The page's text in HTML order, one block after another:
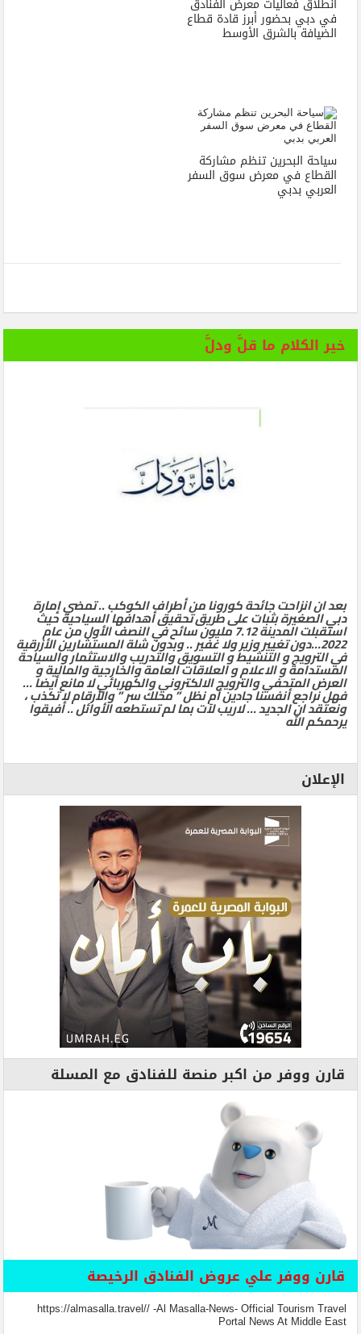
انطلاق فعاليات معرض الفنادق
في دبي بحضور أبرز قادة قطاع
الضيافة بالشرق الأوسط
سياحة البحرين تنظم مشاركة
القطاع في معرض سوق السفر
العربي بدبي
خير الكلام ما قلَّ ودلَّ
بعد ان انزاحت جائحة كورونا من أطراف الكوكب .. تمضي إمارة
دبي الصغيرة بثبات على طريق تحقيق أهدافها السياحية حيث
استقبلت المدينة 7.12 مليون سائح في النصف الأول من عام
2022…دون تغيير وزير ولا غفير .. وبدون شلة المستشارين الأزرقية
في الترويج و التنشيط و التسويق والتدريب والاستثمار والسياحة
المستدامة و الاعلام و العلاقات العامة والخارجية والمالية و
العرض المتحفي والترويج الالكتروني والكهربائي لا مانع أيضا …
فهل نراجع أنفسنا جادين أم نظل ” محلك سر ” والأرقام لا تكذب ،
ونعتقد ان الجديد … لاريب لآت بما لم تستطعه الأوائل .. أفيقوا
يرحمكم الله
الإعلان
قارن ووفر من اكبر منصة للفنادق مع المسلة
قارن ووفر علي عروض الفنادق الرخيصة
https://almasalla.travel// -Al Masalla-News- Official Tourism Travel
Portal News At Middle East